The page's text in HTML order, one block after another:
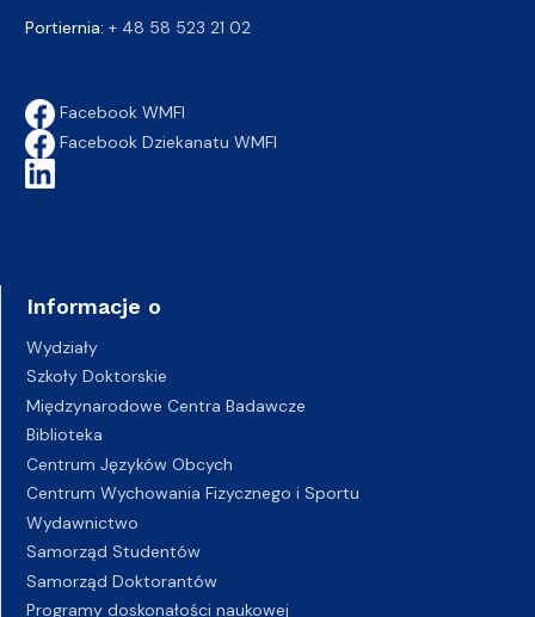
Portiernia: + 48 58 523 21 02
Facebook WMFI
Facebook Dziekanatu WMFI
Informacje o
Wydziały
Szkoły Doktorskie
Międzynarodowe Centra Badawcze
Biblioteka
Centrum Języków Obcych
Centrum Wychowania Fizycznego i Sportu
Wydawnictwo
Samorząd Studentów
Samorząd Doktorantów
Programy doskonałości naukowej